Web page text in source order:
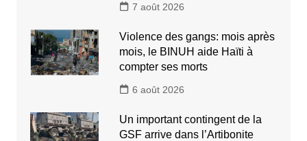
7 août 2026
Violence des gangs: mois après
mois, le BINUH aide Haïti à
compter ses morts
6 août 2026
Un important contingent de la
GSF arrive dans l’Artibonite